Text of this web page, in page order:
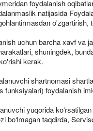
foydalanish
natijasida
o'zgartirish,
uchun barcha xavf
shuningdek,
kerak.
shartnomasi
foydalanish
yuqorida
bo‘lmagan taqdirda,